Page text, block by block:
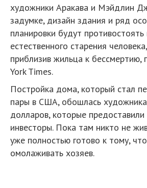
художники Аракава и Мэйдлин
задумке, дизайн здания и ряд
планировки будут противостоять
естественного старения
приблизив жильца к
York Times.
Постройка дома, который стал
пары в США, обошлась
долларов, которые
инвесторы. Пока там никто не
уже полностью готово к тому,
омолаживать хозяев.